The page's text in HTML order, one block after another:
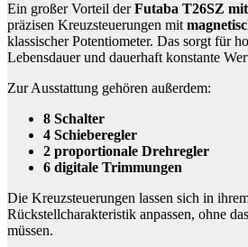
Ein großer Vorteil derFutaba T26SZ
präzisen Kreuzsteuerungen mit
klassischer Potentiometer. Das sorgt für
Lebensdauer und dauerhaft konstante
Zur Ausstattung gehören außerdem:
8 Schalter
4 Schieberegler
2 proportionale Drehregler
6 digitale Trimmungen
Die Kreuzsteuerungen lassen sich in
Rückstellcharakteristik anpassen, ohne
müssen.